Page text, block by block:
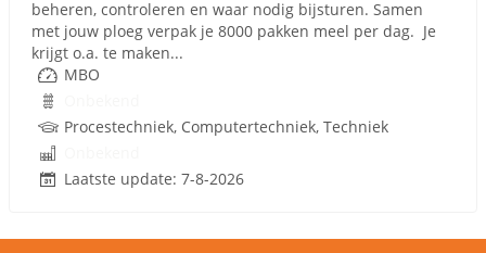
beheren, controleren en waar nodig bijsturen. Samen
met jouw ploeg verpak je 8000 pakken meel per dag. Je
krijgt o.a. te maken...
MBO
Procestechniek, Computertechniek, Techniek
Laatste update: 7-8-2026